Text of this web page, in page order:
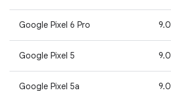
Google Pixel 6 Pro
Google Pixel 5
Google Pixel 5a